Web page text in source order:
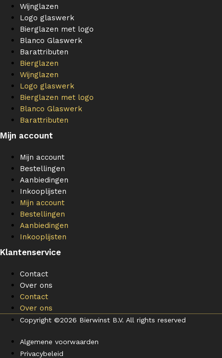
Wijnglazen
Logo glaswerk
Bierglazen met logo
Blanco Glaswerk
Barattributen
Bierglazen
Wijnglazen
Logo glaswerk
Bierglazen met logo
Blanco Glaswerk
Barattributen
Mijn account
Mijn account
Bestellingen
Aanbiedingen
Inkooplijsten
Mijn account
Bestellingen
Aanbiedingen
Inkooplijsten
Klantenservice
Contact
Over ons
Contact
Over ons
Copyright ©2026 Bierwinst B.V. All rights reserved
Algemene voorwaarden
Privacybeleid